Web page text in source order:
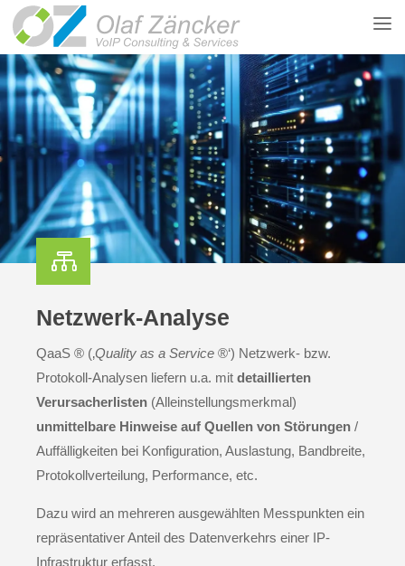
Zum
Inhalt
springen

Netzwerk-Analyse
QaaS ® (‚Quality as a Service ®‘) Netzwerk- bzw.
Protokoll-Analysen liefern u.a. mit detaillierten
Verursacherlisten (Alleinstellungsmerkmal)
unmittelbare Hinweise auf Quellen von Störungen /
Auffälligkeiten bei Konfiguration, Auslastung, Bandbreite,
Protokollverteilung, Performance, etc.
Dazu wird an mehreren ausgewählten Messpunkten ein
repräsentativer Anteil des Datenverkehrs einer IP-
Infrastruktur erfasst.